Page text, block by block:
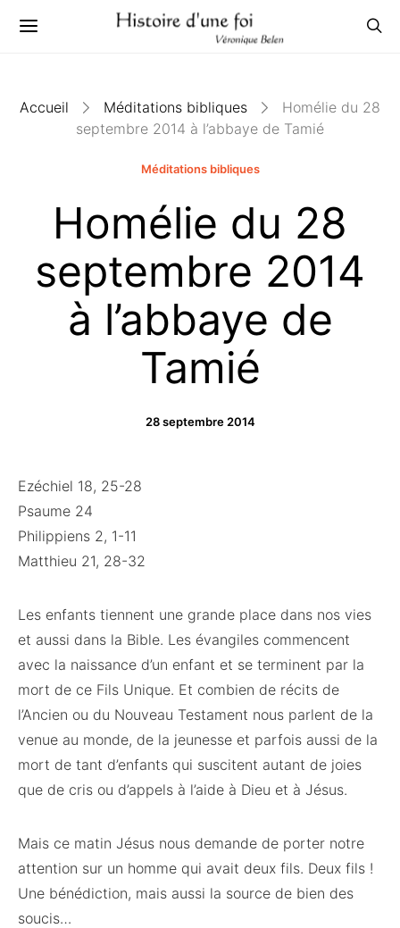
Accueil Méditations bibliques
Homélie du 28
septembre 2014 à l’abbaye de Tamié
Méditations bibliques
Homélie du 28
septembre 2014
à l’abbaye de
Tamié
28 septembre 2014
Ezéchiel 18, 25-28
Psaume 24
Philippiens 2, 1-11
Matthieu 21, 28-32
Les enfants tiennent une grande place dans nos vies
et aussi dans la Bible. Les évangiles commencent
avec la naissance d’un enfant et se terminent par la
mort de ce Fils Unique. Et combien de récits de
l’Ancien ou du Nouveau Testament nous parlent de la
venue au monde, de la jeunesse et parfois aussi de la
mort de tant d’enfants qui suscitent autant de joies
que de cris ou d’appels à l’aide à Dieu et à Jésus.
Mais ce matin Jésus nous demande de porter notre
attention sur un homme qui avait deux fils. Deux fils !
Une bénédiction, mais aussi la source de bien des
soucis…